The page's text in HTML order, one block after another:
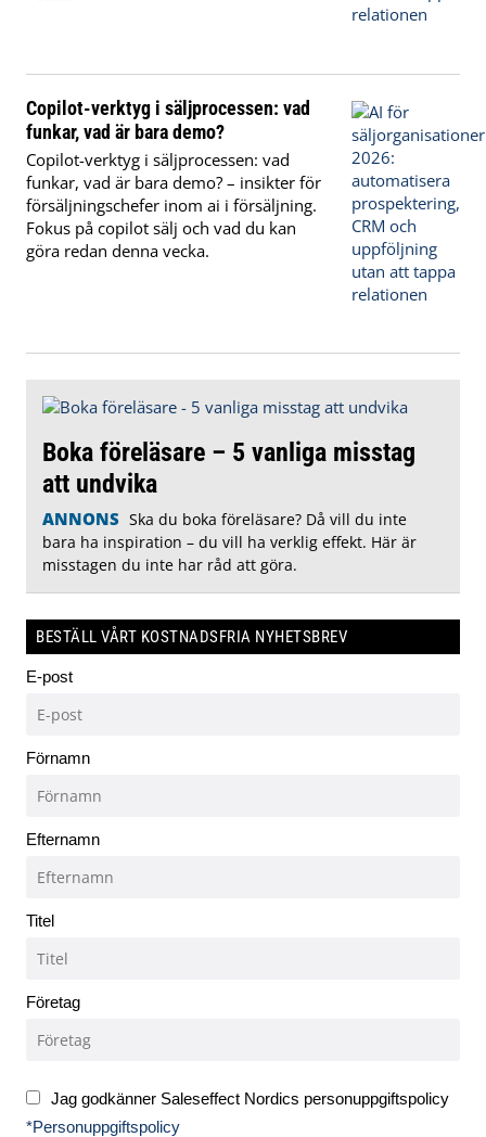
Copilot-verktyg i säljprocessen: vad
funkar, vad är bara demo?
Copilot-verktyg i säljprocessen: vad
funkar, vad är bara demo? – insikter för
försäljningschefer inom ai i försäljning.
Fokus på copilot sälj och vad du kan
göra redan denna vecka.
Boka föreläsare – 5 vanliga misstag
att undvika
ANNONS Ska du boka föreläsare? Då vill du inte
bara ha inspiration – du vill ha verklig effekt. Här är
misstagen du inte har råd att göra.
BESTÄLL VÅRT KOSTNADSFRIA NYHETSBREV
E-post
Förnamn
Efternamn
Titel
Företag
Jag godkänner Saleseffect Nordics personuppgiftspolicy
*Personuppgiftspolicy